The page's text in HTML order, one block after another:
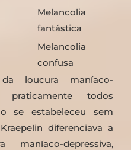
Melancolia
fantástica
Melancolia
confusa
loucura maníaco-
praticamente todos
se estabeleceu sem
diferenciava a
depressiva,